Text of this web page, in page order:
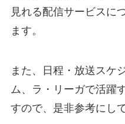
見れる配信サービスに
ます。
また、日程・放送スケ
ム、ラ・リーガで活躍
すので、是非参考にし